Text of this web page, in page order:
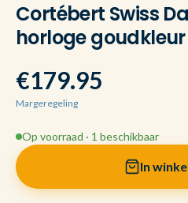
Cortébert Swiss
horloge goudkleur
€179.95
Margeregeling
Op voorraad · 1 beschikbaar
In